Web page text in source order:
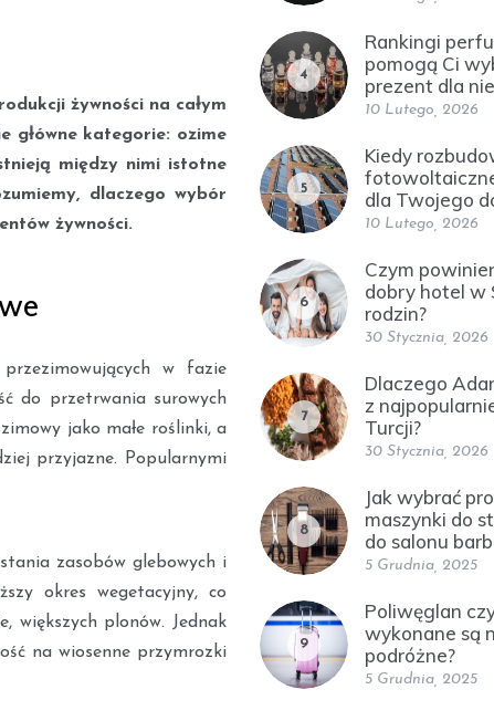
żywności na całym
główne kategorie: ozime
między nimi istotne
dlaczego wybór
żywności.
w fazie
do przetrwania surowych
jako małe roślinki, a
przyjazne. Popularnymi
zasobów glebowych i
okres wegetacyjny, co
większych plonów. Jednak
na wiosenne przymrozki
4
Rankingi
pomogą Ci
prezent dla
10 Lutego, 2026
5
Kiedy
dla Twojego
10 Lutego, 2026
6
Czym
dobry hotel w
rodzin?
30 Stycznia, 2026
7
Dlaczego
z
Turcji?
30 Stycznia, 2026
8
Jak wybrać
maszynki do
do salonu
5 Grudnia, 2025
9
Poliwęglan
wykonane są
podróżne?
5 Grudnia, 2025